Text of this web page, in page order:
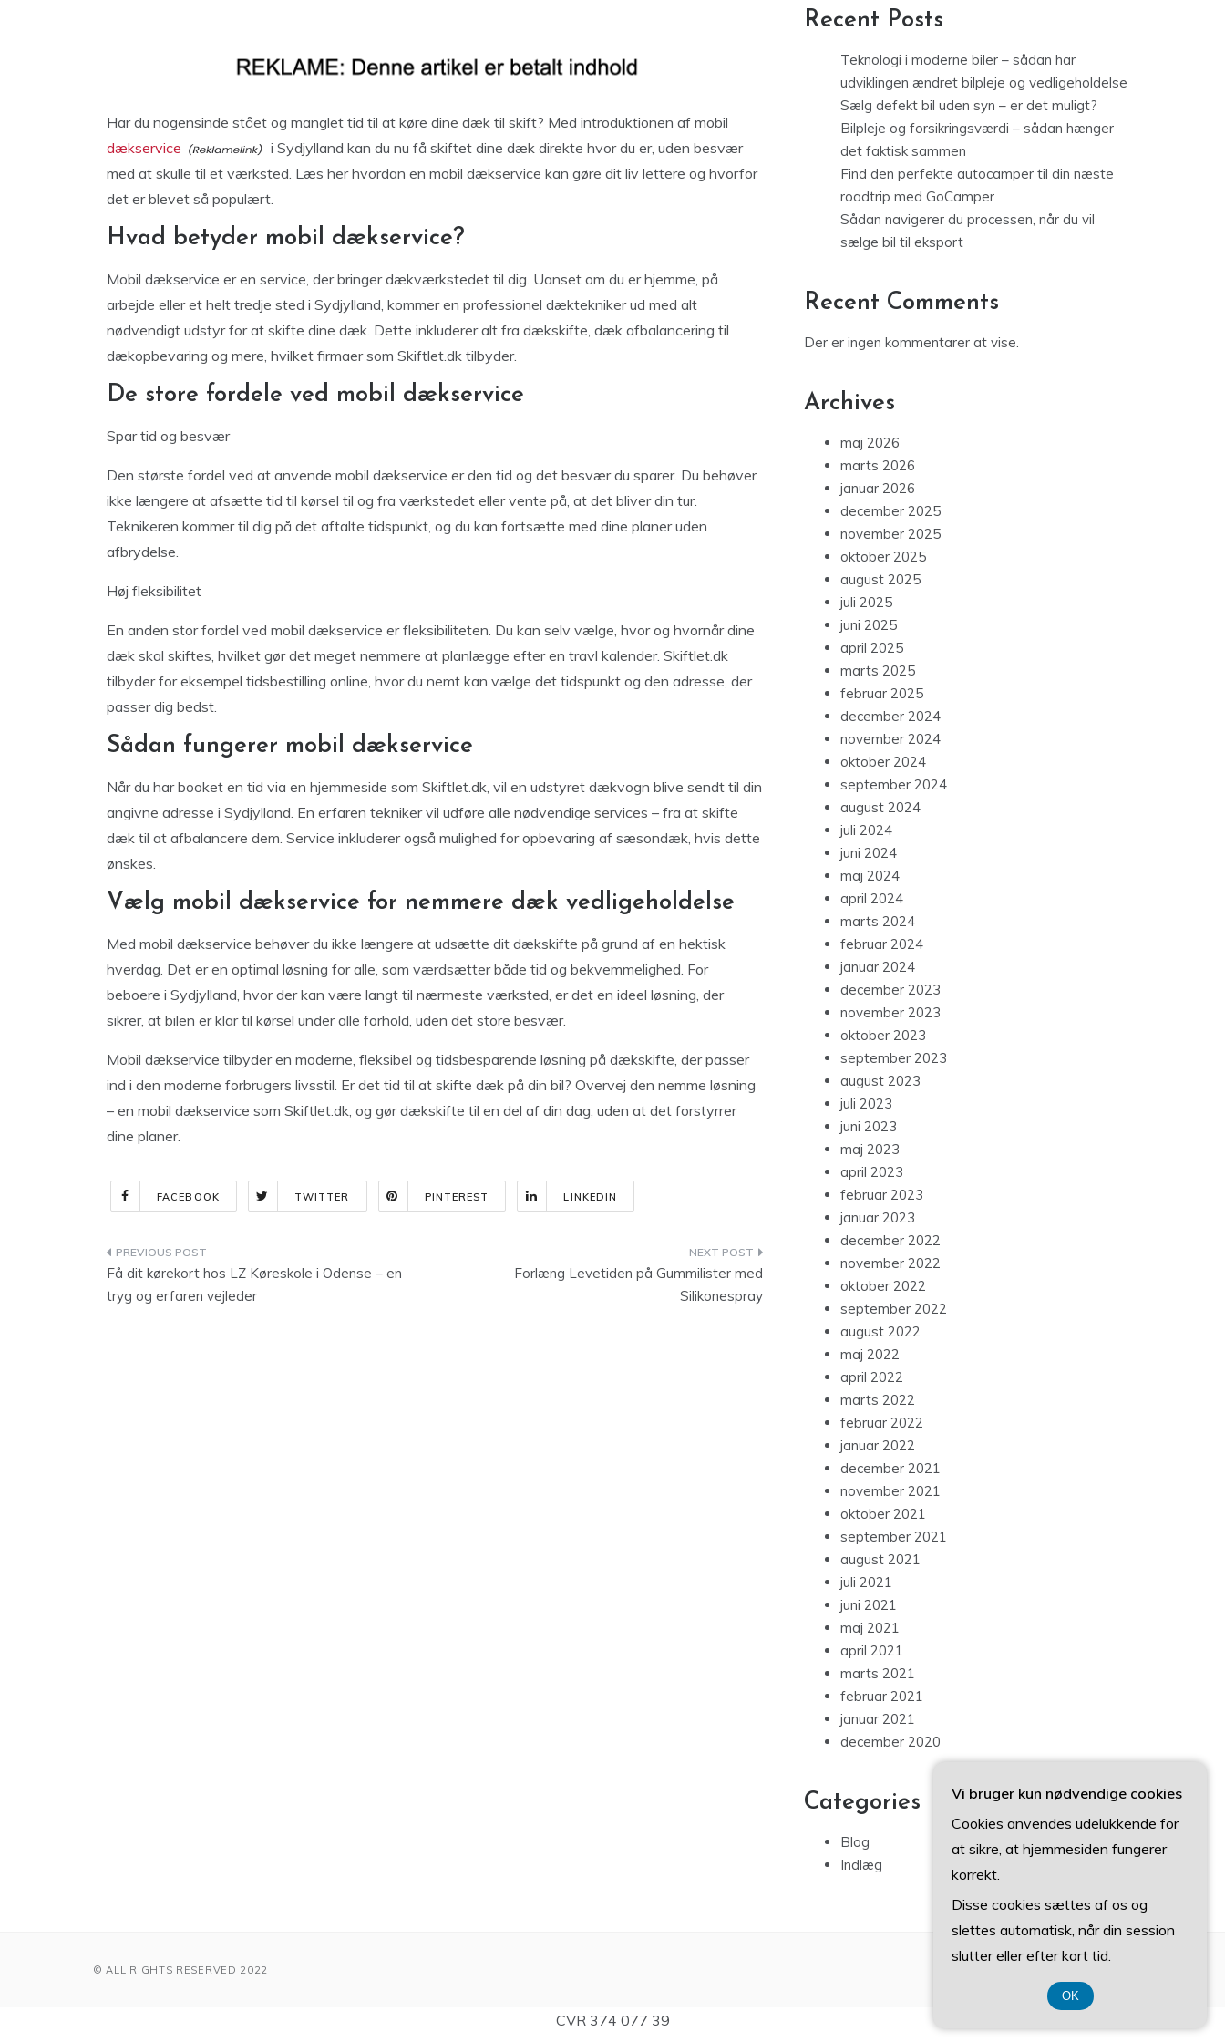
Har du nogensinde stået og manglet tid til at køre dine dæk til skift? Med introduktionen af mobil
dækservice
i Sydjylland kan du nu få skiftet dine dæk direkte hvor du er, uden besvær
med at skulle til et værksted. Læs her hvordan en mobil dækservice kan gøre dit liv lettere og hvorfor
det er blevet så populært.
Hvad betyder mobil dækservice?
Mobil dækservice er en service, der bringer dækværkstedet til dig. Uanset om du er hjemme, på
arbejde eller et helt tredje sted i Sydjylland, kommer en professionel dæktekniker ud med alt
nødvendigt udstyr for at skifte dine dæk. Dette inkluderer alt fra dækskifte, dæk afbalancering til
dækopbevaring og mere, hvilket firmaer som Skiftlet.dk tilbyder.
De store fordele ved mobil dækservice
Spar tid og besvær
Den største fordel ved at anvende mobil dækservice er den tid og det besvær du sparer. Du behøver
ikke længere at afsætte tid til kørsel til og fra værkstedet eller vente på, at det bliver din tur.
Teknikeren kommer til dig på det aftalte tidspunkt, og du kan fortsætte med dine planer uden
afbrydelse.
Høj fleksibilitet
En anden stor fordel ved mobil dækservice er fleksibiliteten. Du kan selv vælge, hvor og hvornår dine
dæk skal skiftes, hvilket gør det meget nemmere at planlægge efter en travl kalender. Skiftlet.dk
tilbyder for eksempel tidsbestilling online, hvor du nemt kan vælge det tidspunkt og den adresse, der
passer dig bedst.
Sådan fungerer mobil dækservice
Når du har booket en tid via en hjemmeside som Skiftlet.dk, vil en udstyret dækvogn blive sendt til din
angivne adresse i Sydjylland. En erfaren tekniker vil udføre alle nødvendige services – fra at skifte
dæk til at afbalancere dem. Service inkluderer også mulighed for opbevaring af sæsondæk, hvis dette
ønskes.
Vælg mobil dækservice for nemmere dæk vedligeholdelse
Med mobil dækservice behøver du ikke længere at udsætte dit dækskifte på grund af en hektisk
hverdag. Det er en optimal løsning for alle, som værdsætter både tid og bekvemmelighed. For
beboere i Sydjylland, hvor der kan være langt til nærmeste værksted, er det en ideel løsning, der
sikrer, at bilen er klar til kørsel under alle forhold, uden det store besvær.
Mobil dækservice tilbyder en moderne, fleksibel og tidsbesparende løsning på dækskifte, der passer
ind i den moderne forbrugers livsstil. Er det tid til at skifte dæk på din bil? Overvej den nemme løsning
– en mobil dækservice som Skiftlet.dk, og gør dækskifte til en del af din dag, uden at det forstyrrer
dine planer.
FACEBOOK TWITTER PINTEREST LINKEDIN
Indlægsnavigation
Få dit kørekort hos LZ Køreskole i Odense – en
tryg og erfaren vejleder
Forlæng Levetiden på Gummilister med
Silikonespray
Recent Posts
Teknologi i moderne biler – sådan har
udviklingen ændret bilpleje og vedligeholdelse
Sælg defekt bil uden syn – er det muligt?
Bilpleje og forsikringsværdi – sådan hænger
det faktisk sammen
Find den perfekte autocamper til din næste
roadtrip med GoCamper
Sådan navigerer du processen, når du vil
sælge bil til eksport
Recent Comments
Der er ingen kommentarer at vise.
Archives
maj 2026
marts 2026
januar 2026
december 2025
november 2025
oktober 2025
august 2025
juli 2025
juni 2025
april 2025
marts 2025
februar 2025
december 2024
november 2024
oktober 2024
september 2024
august 2024
juli 2024
juni 2024
maj 2024
april 2024
marts 2024
februar 2024
januar 2024
december 2023
november 2023
oktober 2023
september 2023
august 2023
juli 2023
juni 2023
maj 2023
april 2023
februar 2023
januar 2023
december 2022
november 2022
oktober 2022
september 2022
august 2022
maj 2022
april 2022
marts 2022
februar 2022
januar 2022
december 2021
november 2021
oktober 2021
september 2021
august 2021
juli 2021
juni 2021
maj 2021
april 2021
marts 2021
februar 2021
januar 2021
december 2020
Categories
Blog
Indlæg
© ALL RIGHTS RESERVED 2022
CVR 374 077 39
Vi bruger kun nødvendige cookies
Cookies anvendes udelukkende for
at sikre, at hjemmesiden fungerer
korrekt.
Disse cookies sættes af os og
slettes automatisk, når din session
slutter eller efter kort tid.
OK